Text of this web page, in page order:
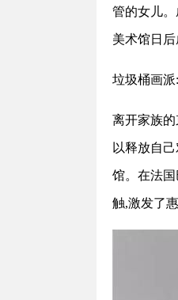
管的女儿
美术馆日后
垃圾桶画
离开家族
以释放自
馆。在法
触,激发了